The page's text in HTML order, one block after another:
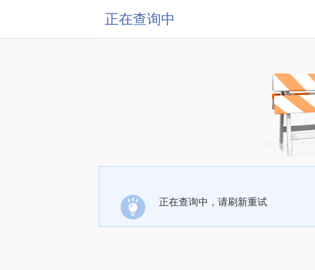
正在查询中
正在查询中，请刷新重试